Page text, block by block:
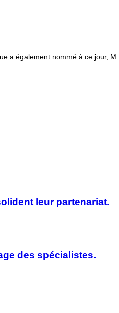
a également nommé à ce jour,
leur partenariat.
des spécialistes.